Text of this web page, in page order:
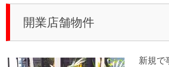
開業店舗物件
新規で